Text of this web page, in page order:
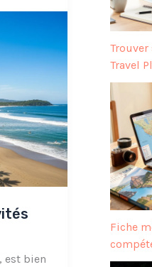
est bien
Travel
Fiche